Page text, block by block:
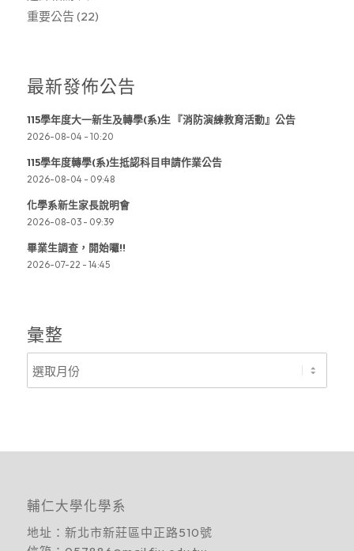
重要公告 (22)
最新發佈公告
115學年度大一新生及轉學(系)生 『消防演練教育活動』公告
2026-08-04 - 10:20
115學年度轉學(系)生抵認科目申請作業公告
2026-08-04 - 09:48
化學系新生家長說明會
2026-08-03 - 09:39
畢業生調查，開始囉!!
2026-07-22 - 14:45
彙整
輔仁大學化學系
地址： 新北市新莊區中正路510號